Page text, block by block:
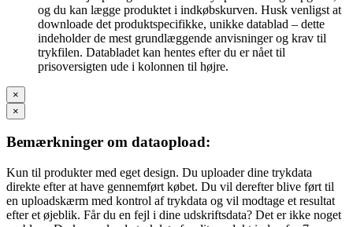
og du kan lægge produktet i indkøbskurven. Husk venligst at
downloade det produktspecifikke, unikke datablad – dette
indeholder de mest grundlæggende anvisninger og krav til
trykfilen. Databladet kan hentes efter du er nået til
prisoversigten ude i kolonnen til højre.
×
×
Bemærkninger om dataopload:
Kun til produkter med eget design. Du uploader dine trykdata
direkte efter at have gennemført købet. Du vil derefter blive ført til
en uploadskærm med kontrol af trykdata og vil modtage et resultat
efter et øjeblik. Får du en fejl i dine udskriftsdata? Det er ikke noget